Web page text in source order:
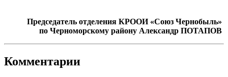
Председатель отделения КРООИ «Союз Чернобыль»
по Черноморскому району Александр ПОТАПОВ
Комментарии